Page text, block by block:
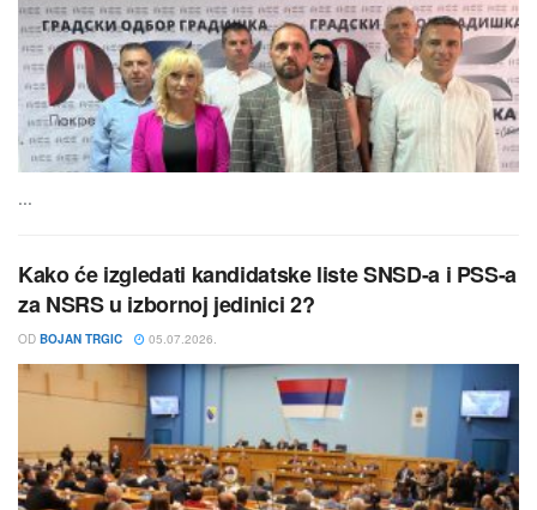
...
Kako će izgledati kandidatske liste SNSD-a i PSS-a
za NSRS u izbornoj jedinici 2?
OD BOJAN TRGIC 05.07.2026.